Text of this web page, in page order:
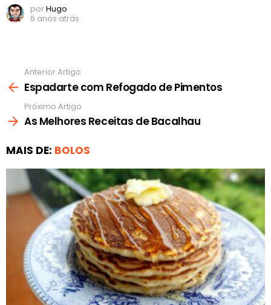
porHugo
6 anos atrás
mais
Anterior Artigo
Espadarte com Refogado de Pimentos
Próximo Artigo
As Melhores Receitas de Bacalhau
MAIS DE: BOLOS